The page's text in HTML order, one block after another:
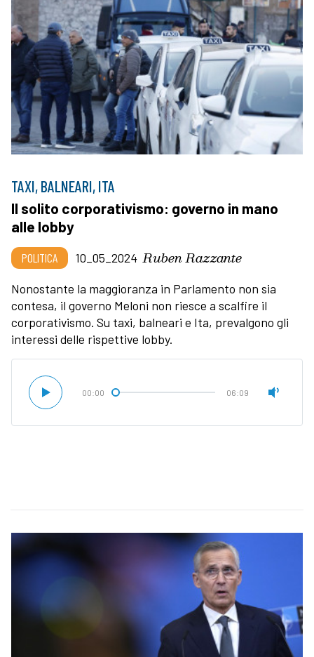
TAXI, BALNEARI, ITA
Il solito corporativismo: governo in mano
alle lobby
POLITICA 10_05_2024 Ruben Razzante
Nonostante la maggioranza in Parlamento non sia
contesa, il governo Meloni non riesce a scalfire il
corporativismo. Su taxi, balneari e Ita, prevalgono gli
interessi delle rispettive lobby.
00:00 06:09